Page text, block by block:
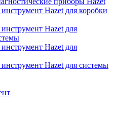
Hazet для коробки
Hazet для
Hazet для
Hazet для системы